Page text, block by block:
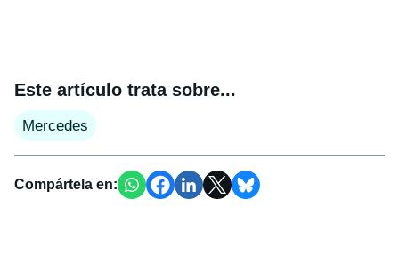
Este artículo trata sobre...
Mercedes
Compártela en: